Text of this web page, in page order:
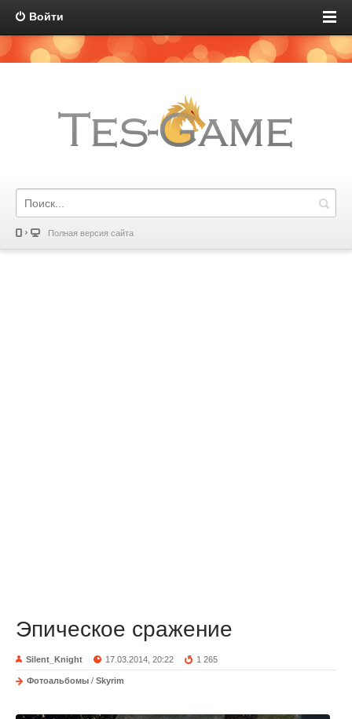
Войти
Полная версия сайта
Эпическое сражение
Silent_Knight 17.03.2014, 20:22 1 265
Фотоальбомы / Skyrim